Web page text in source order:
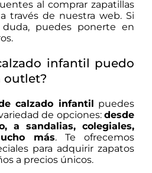
alcomprar zapatillas
a través de nuestra web. Si
puedes ponerte en
infantil puedo
outlet?
calzado infantil puedes
de opciones:desde
a sandalias, colegiales,
más. Te ofrecemos
para adquirir zapatos
a precios únicos.